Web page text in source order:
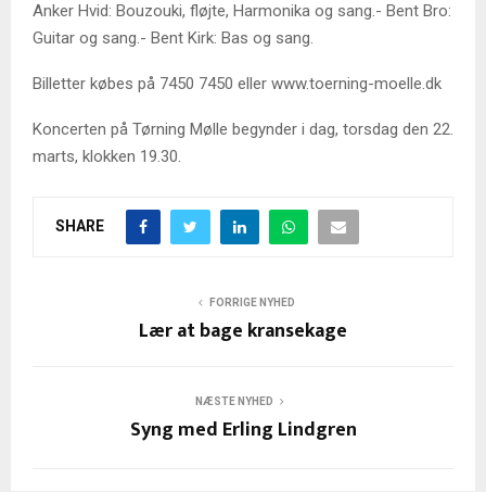
Anker Hvid: Bouzouki, fløjte, Harmonika og sang.- Bent Bro:
Guitar og sang.- Bent Kirk: Bas og sang.
Billetter købes på 7450 7450 eller www.toerning-moelle.dk
Koncerten på Tørning Mølle begynder i dag, torsdag den 22.
marts, klokken 19.30.
SHARE
FORRIGE NYHED
Lær at bage kransekage
NÆSTE NYHED
Syng med Erling Lindgren